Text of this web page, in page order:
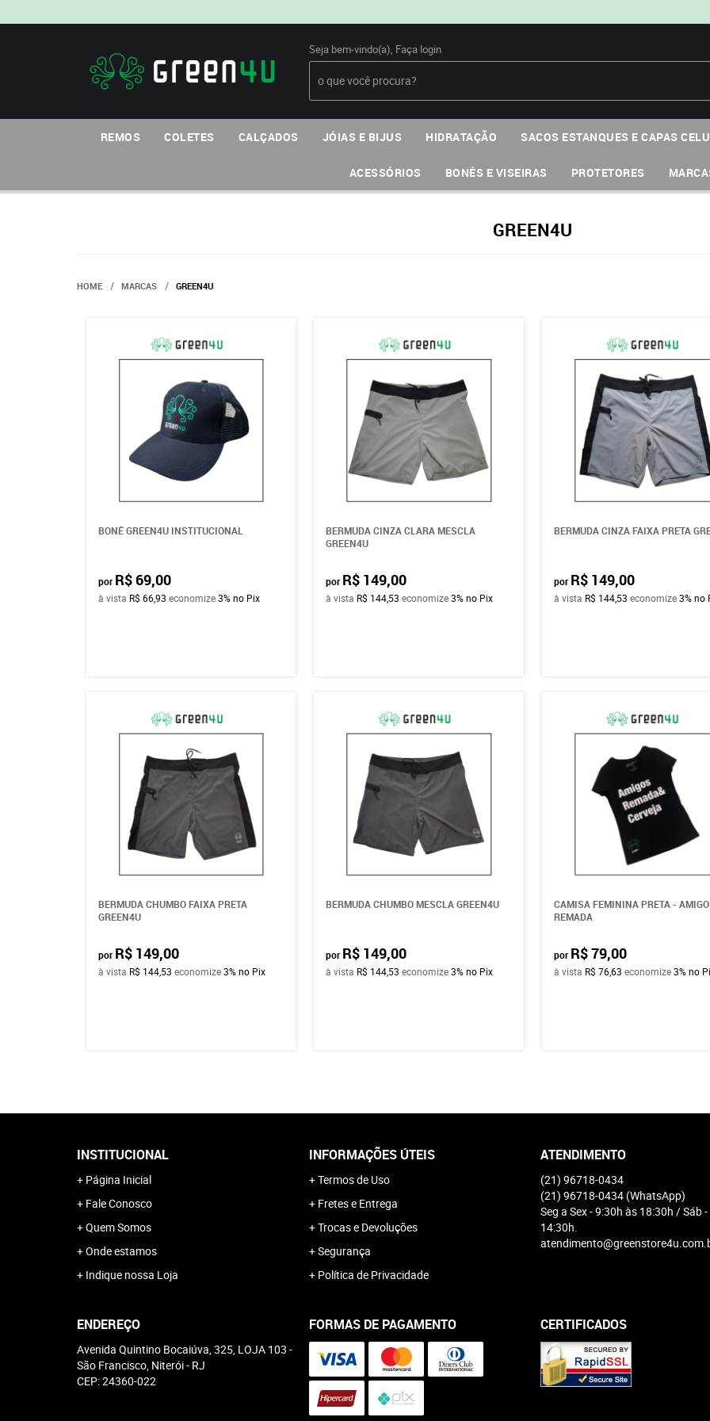
Seja bem-vindo(a), Faça login
REMOS COLETES CALÇADOS JÓIAS E BIJUS HIDRATAÇÃO SACOS ESTANQUES E CAPAS
ACESSÓRIOS BONÉS E VISEIRAS PROTETORES
GREEN4U
HOME MARCAS GREEN4U
BONÉ GREEN4U INSTITUCIONAL
por R$ 69,00
à vista R$ 66,93 economize3% no Pix
BERMUDA CINZA CLARA MESCLA
GREEN4U
por R$ 149,00
à vista R$ 144,53 economize3%no Pix
BERMUDA CINZA FAIXA PRETA
por R$ 149,00
à vista R$ 144,53 economize3% no
BERMUDA CHUMBO FAIXA PRETA
GREEN4U
por R$ 149,00
à vista R$ 144,53 economize3% no Pix
BERMUDA CHUMBO MESCLA GREEN4U
por R$ 149,00
à vista R$ 144,53 economize3%no Pix
CAMISA FEMININA PRETA -
REMADA
por R$ 79,00
à vista R$ 76,63 economize3% no
INSTITUCIONAL
Página Inicial
Fale Conosco
Quem Somos
Onde estamos
Indique nossa Loja
INFORMAÇÕES ÚTEIS
Termos de Uso
Fretes e Entrega
Trocas e Devoluções
Segurança
Política de Privacidade
ATENDIMENTO
(21) 96718-0434
(21) 96718-0434 (WhatsApp)
Seg a Sex - 9:30h às 18:30h / Sáb
14:30h.
ENDEREÇO
Avenida Quintino Bocaiúva, 325, LOJA 103 -
São Francisco, Niterói- RJ
CEP: 24360-022
FORMAS DE PAGAMENTO CERTIFICADOS